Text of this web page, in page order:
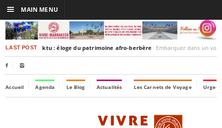
LAST POSTTimbuktu : éloge du patrimoine afro-berbère Embarquez dans un voyage culturel dans le
 
Accueil Agenda Le Blog Actualités Les Carnets de Voyage
☰ MAIN MENU